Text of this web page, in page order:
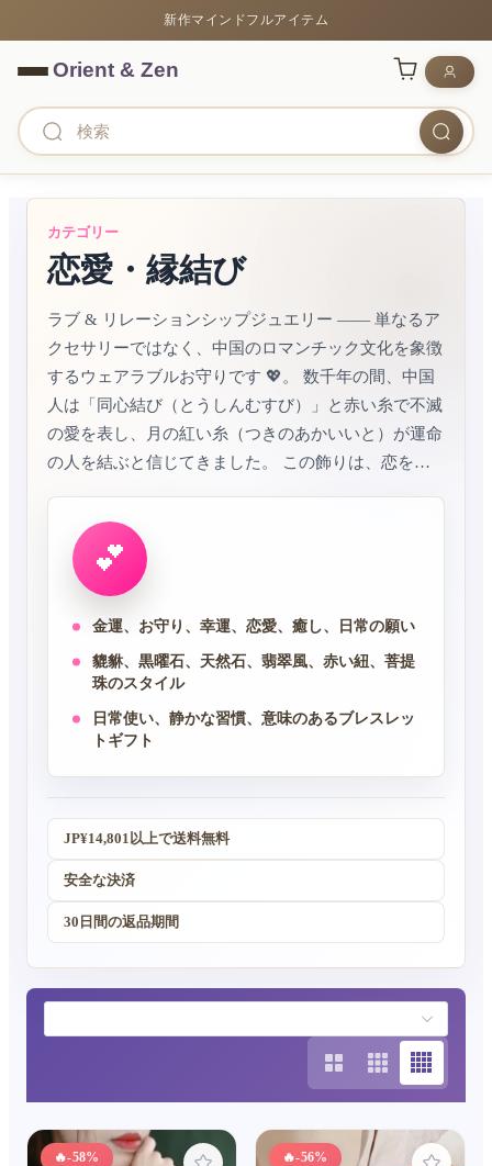
新作マインドフルアイテム
カテゴリー
恋愛・縁結び
ラブ & リレーションシップジュエリー —— 単なるア
クセサリーではなく、中国のロマンチック文化を象徴
するウェアラブルお守りです 💖。​ 数千年の間、中国
人は「同心結び（とうしんむすび）」と赤い糸で不滅
の愛を表し、月の紅い糸（つきのあかいいと）が運命
の人を結ぶと信じてきました。​ この飾りは、恋を招
ト」、伝統的な「双喜結び（そうきむすび）」を手作
りで打造しました。肌に触れると柔らかく、日常着用
に適したデザインです。​ ファーストデートに出席す
ロマンチックな伴侶としてそばにいます。デザートや
カジュアルウェア、カップルアウトフィットにも自然
に溶け込みます。 ​ 自分用としては恋運アップのお守
り、贈り物としては「愛が一生続きますように」とい
う真心を届ける最適なアイテムです。恋人や単身の友
人に贈るのも perfect ✨。
💕
金運、お守り、幸運、恋愛、癒し、日常の願い
貔貅、黒曜石、天然石、翡翠風、赤い紐、菩提
珠のスタイル
日常使い、静かな習慣、意味のあるブレスレッ
トギフト
JP¥14,801以上で送料無料
安全な決済
30日間の返品期間
🔥-58% 🔥-56%